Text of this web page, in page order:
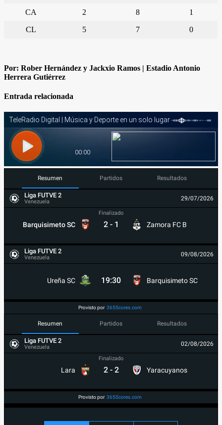
CA 2 8 1
CL 5 7 0
Por: Rober Hernández y Jackxio Ramos | Estadio Antonio
Herrera Gutiérrez
Entrada relacionada
Resumen Partidos Resultados
Liga FUTVE 2
Venezuela 29/07/2026
Barquisimeto SC
Finalizado
2 - 1 Zamora FC B
Liga FUTVE 2
Venezuela 09/08/2026
Ureña SC 19:30 Barquisimeto SC
Provisto por 365Scores.com
Resumen Partidos Resultados
Liga FUTVE 2
Venezuela 02/08/2026
Lara
Finalizado
2 - 2 Yaracuyanos
Provisto por 365Scores.com